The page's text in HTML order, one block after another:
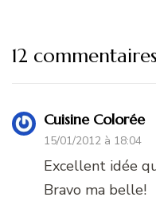
12 commentaires
Cuisine Colorée
15/01/2012 à 18:04
Excellent idée
Bravo ma belle!